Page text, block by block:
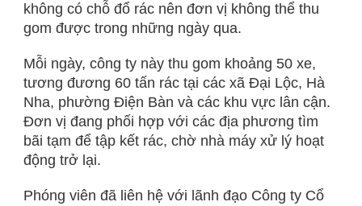
không có chỗ đổ rác nên đơn vị không thể thu
gom được trong những ngày qua.
Mỗi ngày, công ty này thu gom khoảng 50 xe,
tương đương 60 tấn rác tại các xã Đại Lộc, Hà
Nha, phường Điện Bàn và các khu vực lân cận.
Đơn vị đang phối hợp với các địa phương tìm
bãi tạm để tập kết rác, chờ nhà máy xử lý hoạt
động trở lại.
Phóng viên đã liên hệ với lãnh đạo Công ty Cổ